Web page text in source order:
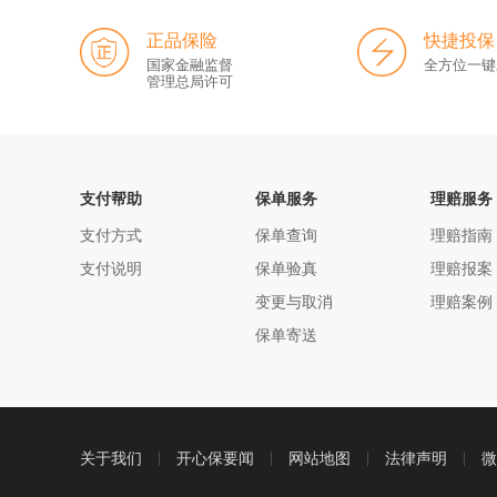
正品保险
国家金融监督
管理总局许可
快捷投保
全方位一
支付帮助
支付方式
支付说明
保单服务
保单查询
保单验真
变更与取消
保单寄送
理赔服务
理赔指南
理赔报案
理赔案例
关于我们 开心保要闻 网站地图 法律声明